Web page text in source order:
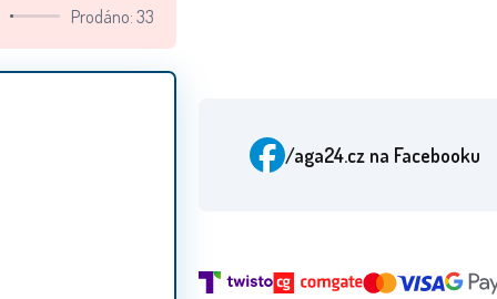
Prodáno: 33
/aga24.cz na Facebooku